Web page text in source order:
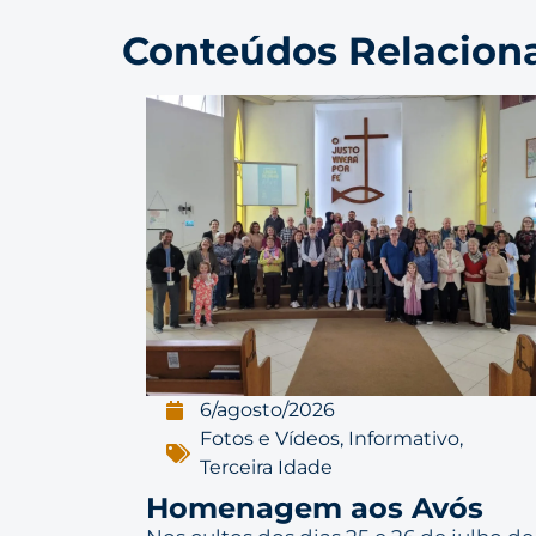
Conteúdos
6/agosto/2026
Fotos e Vídeos, Informativo,
Terceira Idade
Homenagem aos Avós